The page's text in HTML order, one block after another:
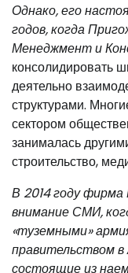
Однако, его
годов, когда
Менеджмент и
консолидировать
деятельно
структурами.
сектором
занималась
строительство,
В 2014 году
внимание СМИ,
«туземными»
правительством
состоящие из